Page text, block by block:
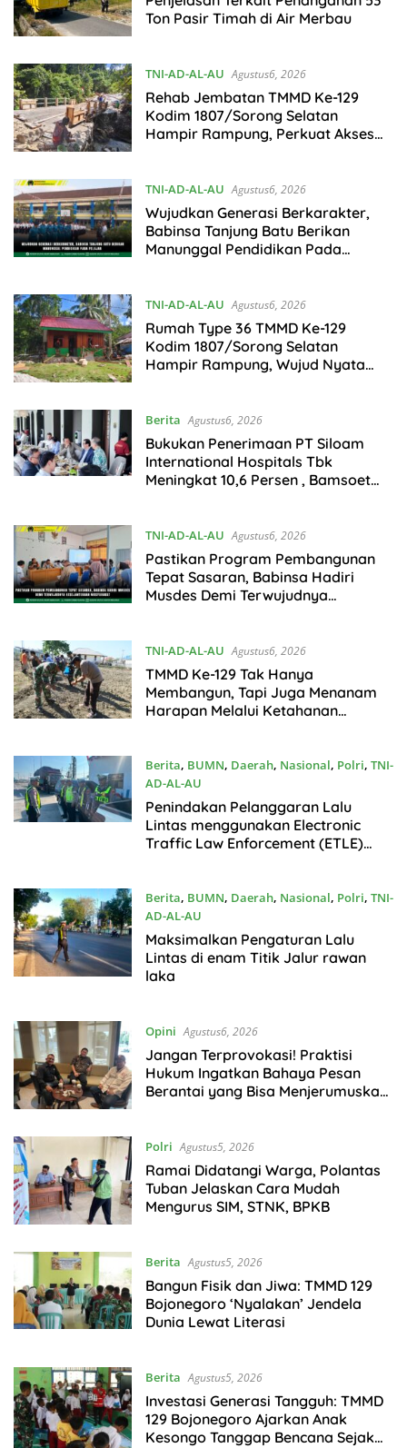
Ton Pasir Timah di Air Merbau
TNI-AD-AL-AU Agustus6, 2026
Rehab Jembatan TMMD Ke-129
Kodim 1807/Sorong Selatan
Hampir Rampung, Perkuat Akses
TNI-AD-AL-AU Agustus6, 2026
Wujudkan Generasi Berkarakter,
Babinsa Tanjung Batu Berikan
Manunggal Pendidikan Pada
TNI-AD-AL-AU Agustus6, 2026
Rumah Type 36 TMMD Ke-129
Kodim 1807/Sorong Selatan
Hampir Rampung, Wujud Nyata
Berita Agustus6, 2026
Bukukan Penerimaan PT Siloam
International Hospitals Tbk
Meningkat 10,6 Persen , Bamsoet
Ekonomi Dunia
TNI-AD-AL-AU Agustus6, 2026
Pastikan Program Pembangunan
Tepat Sasaran, Babinsa Hadiri
Musdes Demi Terwujudnya
TNI-AD-AL-AU Agustus6, 2026
TMMD Ke-129 Tak Hanya
Membangun, Tapi Juga Menanam
Harapan Melalui Ketahanan
Berita, BUMN, Daerah, Nasional, Polri, TNI-
AD-AL-AU
Agustus6, 2026
Penindakan Pelanggaran Lalu
Lintas menggunakan Electronic
Traffic Law Enforcement (ETLE)
Berita, BUMN, Daerah, Nasional, Polri, TNI-
AD-AL-AU
Agustus6, 2026
Maksimalkan Pengaturan Lalu
Lintas di enam Titik Jalur rawan
laka
Opini Agustus6, 2026
Jangan Terprovokasi! Praktisi
Hukum Ingatkan Bahaya Pesan
Berantai yang Bisa Menjerumuskan
Polri Agustus5, 2026
Ramai Didatangi Warga, Polantas
Tuban Jelaskan Cara Mudah
Mengurus SIM, STNK, BPKB
Berita Agustus5, 2026
Bangun Fisik dan Jiwa: TMMD 129
Bojonegoro ‘Nyalakan’ Jendela
Dunia Lewat Literasi
Berita Agustus5, 2026
Investasi Generasi Tangguh: TMMD
129 Bojonegoro Ajarkan Anak
Kesongo Tanggap Bencana Sejak